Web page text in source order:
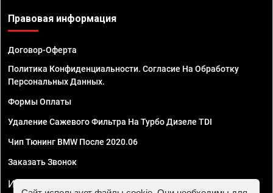
Правовая информация
Договор-Оферта
Политика Конфиденциальности. Согласие На Обработку
Персональных Данных.
Формы Оплаты
Удаление Сажевого Фильтра На Турбо Дизеле TDI
Чип Тюнинг BMW После 2020.06
Заказать Звонок
ИП Смирнов Георгий Павлович. ИНН 781302555843,